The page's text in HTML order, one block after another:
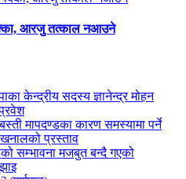
आरजु तत्काल नआउने
केन्द्रीय सदस्य ज्ञानेन्द्र मोहन
मापदण्डका कारण समस्यामा पर्ने
प्रस्ताव
सम्भावना मजबुत बन्दै गएको